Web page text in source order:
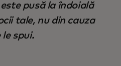
pusă la îndoială
tale, nu din cauza
spui.